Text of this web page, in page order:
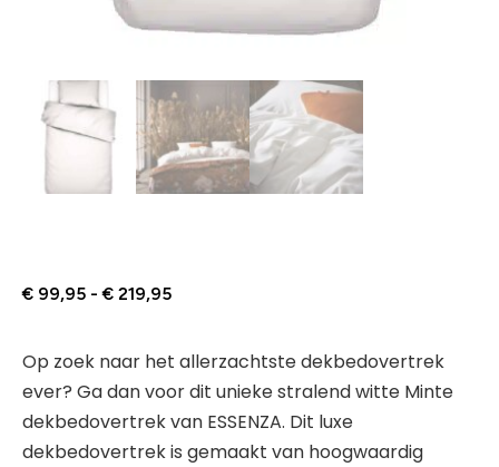
€ 99,95 - € 219,95
Op zoek naar het allerzachtste dekbedovertrek
ever? Ga dan voor dit unieke stralend witte Minte
dekbedovertrek van ESSENZA. Dit luxe
dekbedovertrek is gemaakt van hoogwaardig